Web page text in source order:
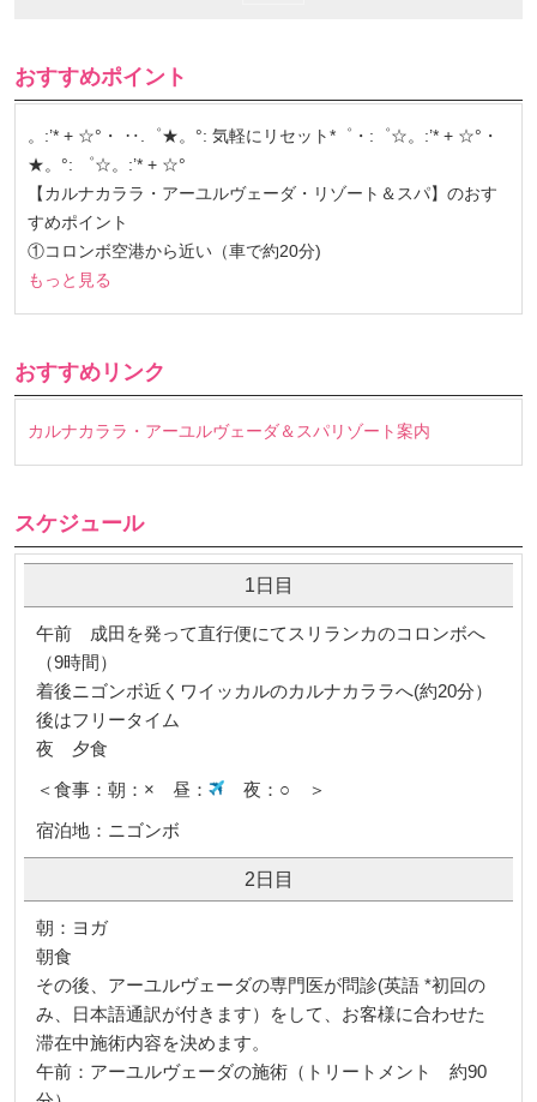
おすすめポイント
。:’* + ☆°・ ‥.゜★。°: 気軽にリセット*゜・:゜☆。:’* + ☆°・
★。°: ゜☆。:’* + ☆°
【カルナカララ・アーユルヴェーダ・リゾート＆スパ】のおす
すめポイント
①コロンボ空港から近い（車で約20分)
もっと見る
おすすめリンク
カルナカララ・アーユルヴェーダ＆スパリゾート案内
スケジュール
1日目
午前 成田を発って直行便にてスリランカのコロンボへ
（9時間）
着後ニゴンボ近くワイッカルのカルナカララへ(約20分）
後はフリータイム
夜 夕食
＜食事：朝：× 昼：
夜：○ ＞
宿泊地：ニゴンボ
2日目
朝：ヨガ
朝食
その後、アーユルヴェーダの専門医が問診(英語 *初回の
み、日本語通訳が付きます）をして、お客様に合わせた
滞在中施術内容を決めます。
午前：アーユルヴェーダの施術（トリートメント 約90